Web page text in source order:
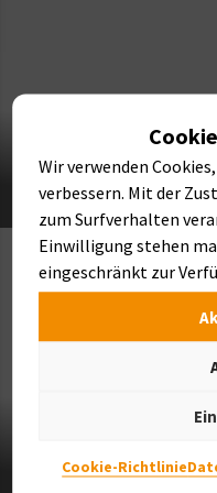
Wir verwenden
verbessern. Mit der
zum Surfverhalten
Einwilligung stehen
eingeschränkt zur
Cookie-Richtlinie